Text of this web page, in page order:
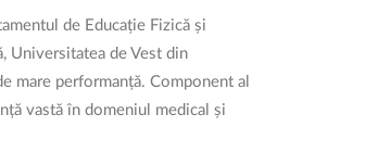
de Educație Fizică și
Universitatea de Vest din
mare performanță. Component al
vastă în domeniul medical și